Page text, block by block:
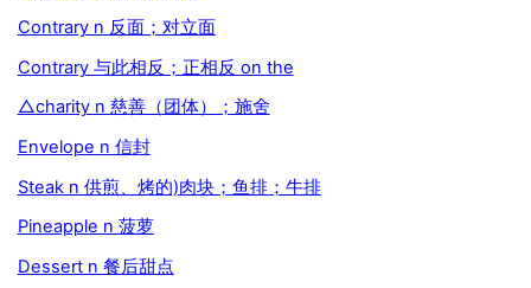
Contrary n 反面；对立面
Contrary 与此相反；正相反 on the
△charity n 慈善（团体）；施舍
Envelope n 信封
Steak n 供煎、烤的)肉块；鱼排；牛排
Pineapple n 菠萝
Dessert n 餐后甜点